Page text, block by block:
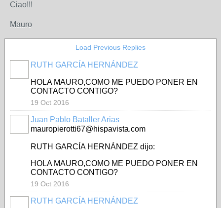
Ciao!!!
Mauro
Load Previous Replies
RUTH GARCÍA HERNÁNDEZ
HOLA MAURO,COMO ME PUEDO PONER EN
CONTACTO CONTIGO?
19 Oct 2016
Juan Pablo Bataller Arias
mauropierotti67@hispavista.com
RUTH GARCÍA HERNÁNDEZ dijo:
HOLA MAURO,COMO ME PUEDO PONER EN
CONTACTO CONTIGO?
19 Oct 2016
RUTH GARCÍA HERNÁNDEZ